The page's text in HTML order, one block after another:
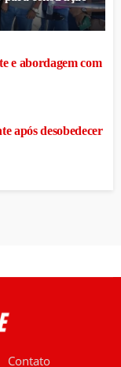
e abordagem com
após desobedecer
Contato